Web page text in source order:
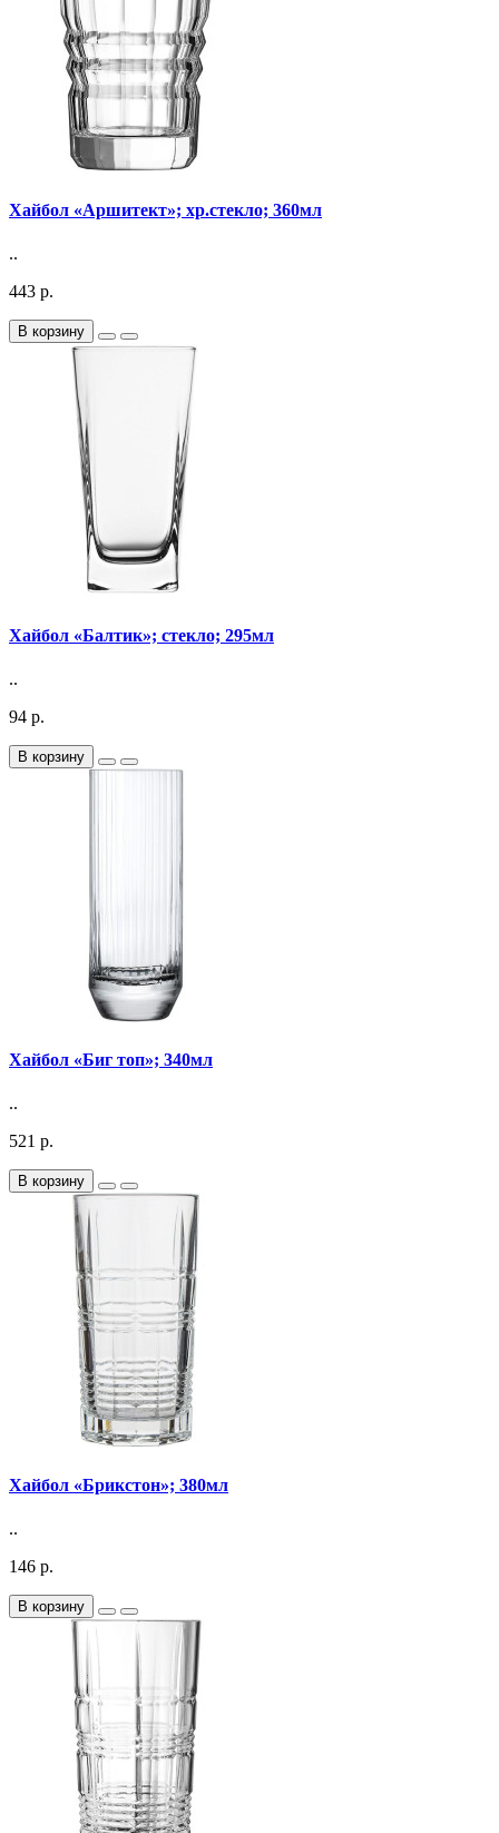
Хайбол «Аршитект»; хр.стекло; 360мл
..
443 р.
В корзину
Хайбол «Балтик»; стекло; 295мл
..
94 р.
В корзину
Хайбол «Биг топ»; 340мл
..
521 р.
В корзину
Хайбол «Брикстон»; 380мл
..
146 р.
В корзину